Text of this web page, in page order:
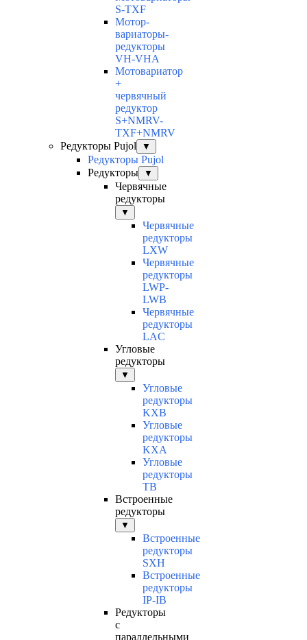
S-TXF
Мотор-
вариаторы-
редукторы
VH-VHA
Мотовариатор
+
червячный
редуктор
S+NMRV-
TXF+NMRV
Редукторы Pujol
▼
Редукторы Pujol
Редукторы
▼
Червячные
редукторы
▼
Червячные
редукторы
LXW
Червячные
редукторы
LWP-
LWB
Червячные
редукторы
LAC
Угловые
редукторы
▼
Угловые
редукторы
KXB
Угловые
редукторы
KXA
Угловые
редукторы
TB
Встроенные
редукторы
▼
Встроенные
редукторы
SXH
Встроенные
редукторы
IP-IB
Редукторы
с
параллельными